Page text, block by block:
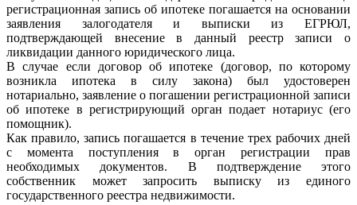
регистрационная запись об ипотеке погашается на основании
заявления залогодателя и выписки из ЕГРЮЛ,
подтверждающей внесение в данный реестр записи о
ликвидации данного юридического лица.
В случае если договор об ипотеке (договор, по которому
возникла ипотека в силу закона) был удостоверен
нотариально, заявление о погашении регистрационной записи
об ипотеке в регистрирующий орган подает нотариус (его
помощник).
Как правило, запись погашается в течение трех рабочих дней
с момента поступления в орган регистрации прав
необходимых документов. В подтверждение этого
собственник может запросить выписку из единого
государственного реестра недвижимости.